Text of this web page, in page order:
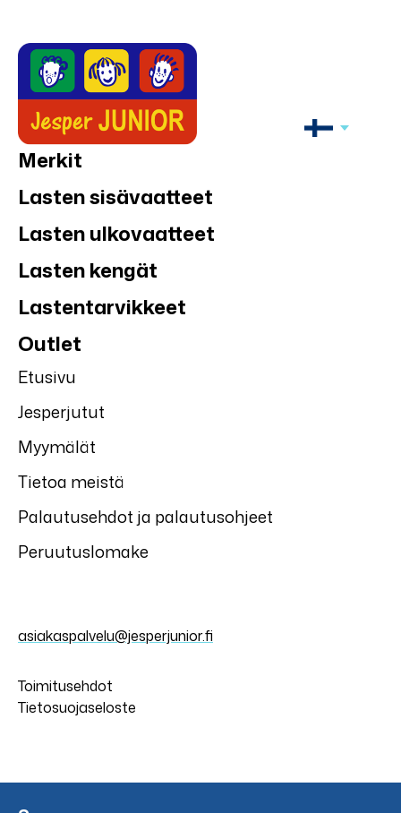
Merkit
Lasten sisävaatteet
Lasten ulkovaatteet
Lasten kengät
Lastentarvikkeet
Outlet
Etusivu
Jesperjutut
Myymälät
Tietoa meistä
Palautusehdot ja palautusohjeet
Peruutuslomake
asiakaspalvelu@jesperjunior.fi
Toimitusehdot
Tietosuojaseloste